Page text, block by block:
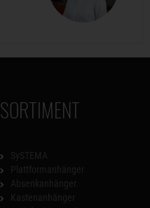
SORTIMENT